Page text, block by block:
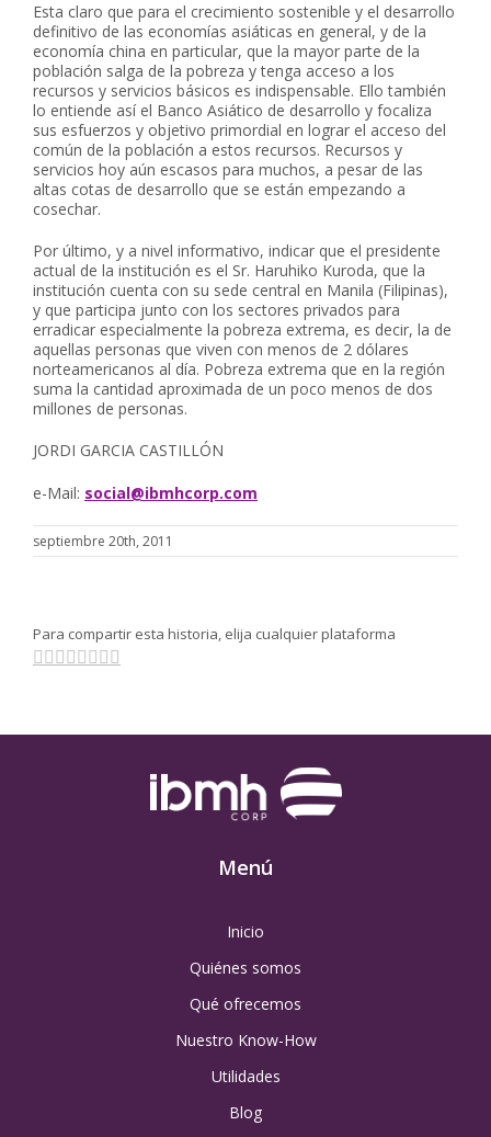
Esta claro que para el crecimiento sostenible y el desarrollo
definitivo de las economías asiáticas en general, y de la
economía china en particular, que la mayor parte de la
población salga de la pobreza y tenga acceso a los
recursos y servicios básicos es indispensable. Ello también
lo entiende así el Banco Asiático de desarrollo y focaliza
sus esfuerzos y objetivo primordial en lograr el acceso del
común de la población a estos recursos. Recursos y
servicios hoy aún escasos para muchos, a pesar de las
altas cotas de desarrollo que se están empezando a
cosechar.
Por último, y a nivel informativo, indicar que el presidente
actual de la institución es el Sr. Haruhiko Kuroda, que la
institución cuenta con su sede central en Manila (Filipinas),
y que participa junto con los sectores privados para
erradicar especialmente la pobreza extrema, es decir, la de
aquellas personas que viven con menos de 2 dólares
norteamericanos al día. Pobreza extrema que en la región
suma la cantidad aproximada de un poco menos de dos
millones de personas.
JORDI GARCIA CASTILLÓN
e-Mail: social@ibmhcorp.com
septiembre 20th, 2011
Para compartir esta historia, elija cualquier plataforma
Facebook
Twitter
Linkedin
Reddit
Tumblr
Pinterest
Vk
Menú
Inicio
Quiénes somos
Qué ofrecemos
Nuestro Know-How
Utilidades
Blog